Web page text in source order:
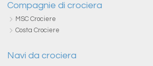
Compagnie di crociera
MSC Crociere
Costa Crociere
Navi da crociera